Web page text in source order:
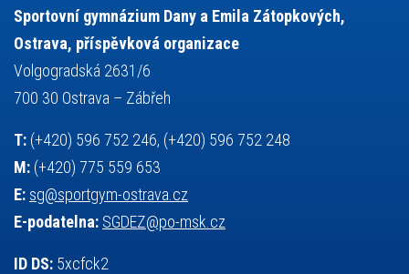
teorie sportovní přípravy
tělesná výchova
událost
volejbal
vybavení vysvědčení vzpírání
výuka všesportovní výcvikový kurz
základy společenských věd
Sportovní gymnázium Dany a Emila Zátopkových,
Ostrava, příspěvková organizace
Volgogradská 2631/6
700 30 Ostrava – Zábřeh
T: (+420) 596 752 246, (+420) 596 752 248
M: (+420) 775 559 653
E: sg@sportgym-ostrava.cz
E-podatelna: SGDEZ@po-msk.cz
ID DS: 5xcfck2